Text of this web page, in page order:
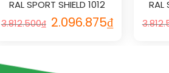
RAL SPORT SHIELD 1012
3.812.500₫ 2.096.875₫
RAL